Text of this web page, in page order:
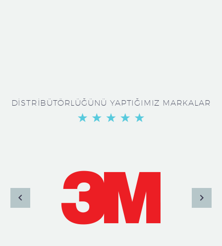
DİSTRİBÜTÖRLÜĞÜNÜ YAPTIĞIMIZ MARKALAR